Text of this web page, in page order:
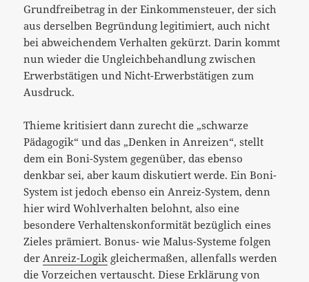
Grundfreibetrag in der Einkommensteuer, der sich
aus derselben Begründung legitimiert, auch nicht
bei abweichendem Verhalten gekürzt. Darin kommt
nun wieder die Ungleichbehandlung zwischen
Erwerbstätigen und Nicht-Erwerbstätigen zum
Ausdruck.
Thieme kritisiert dann zurecht die „schwarze
Pädagogik“ und das „Denken in Anreizen“, stellt
dem ein Boni-System gegenüber, das ebenso
denkbar sei, aber kaum diskutiert werde. Ein Boni-
System ist jedoch ebenso ein Anreiz-System, denn
hier wird Wohlverhalten belohnt, also eine
besondere Verhaltenskonformität bezüglich eines
Zieles prämiert. Bonus- wie Malus-Systeme folgen
der Anreiz-Logik gleichermaßen, allenfalls werden
die Vorzeichen vertauscht. Diese Erklärung von